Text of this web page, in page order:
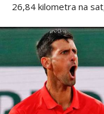
26,84 kilometra na